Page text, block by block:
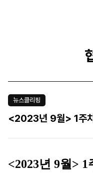
뉴스클리핑
<2023년 9월> 1주
<2023년 9월>